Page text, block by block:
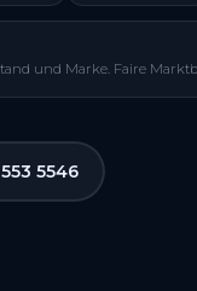
und Marke. Faire
5546